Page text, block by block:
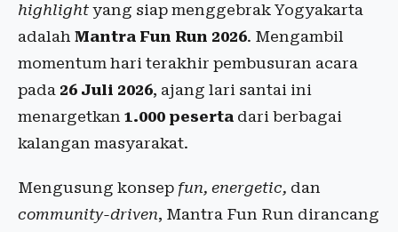
highlight yang siap menggebrak Yogyakarta
adalah Mantra Fun Run 2026. Mengambil
momentum hari terakhir pembusuran acara
pada 26 Juli 2026, ajang lari santai ini
menargetkan 1.000 peserta dari berbagai
kalangan masyarakat.
Mengusung konsep fun, energetic, dan
community-driven, Mantra Fun Run dirancang